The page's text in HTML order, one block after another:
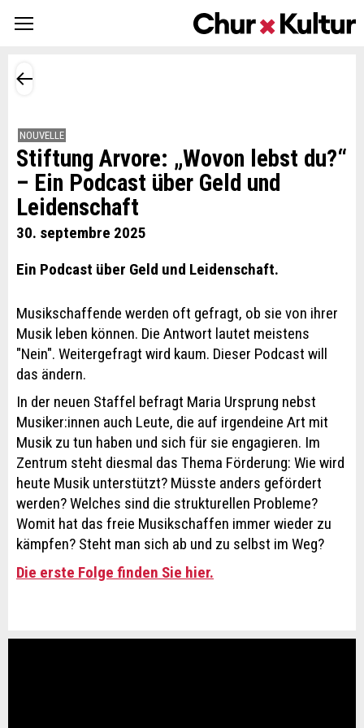
NOUVELLE
Stiftung Arvore: „Wovon lebst du?“
– Ein Podcast über Geld und
Leidenschaft
30. septembre 2025
Ein Podcast über Geld und Leidenschaft.
Musikschaffende werden oft gefragt, ob sie von ihrer
Musik leben können. Die Antwort lautet meistens
"Nein". Weitergefragt wird kaum. Dieser Podcast will
das ändern.
In der neuen Staffel befragt Maria Ursprung nebst
Musiker:innen auch Leute, die auf irgendeine Art mit
Musik zu tun haben und sich für sie engagieren. Im
Zentrum steht diesmal das Thema Förderung: Wie wird
heute Musik unterstützt? Müsste anders gefördert
werden? Welches sind die strukturellen Probleme?
Womit hat das freie Musikschaffen immer wieder zu
kämpfen? Steht man sich ab und zu selbst im Weg?
Die erste Folge finden Sie hier.